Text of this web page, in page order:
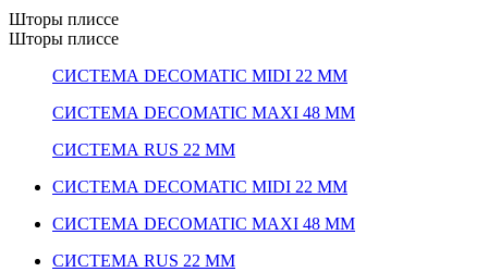
Шторы плиссе
Шторы плиссе
СИСТЕМА DECOMATIC MIDI 22 ММ
СИСТЕМА DECOMATIC MAXI 48 ММ
СИСТЕМА RUS 22 ММ
СИСТЕМА DECOMATIC MIDI 22 ММ
СИСТЕМА DECOMATIC MAXI 48 ММ
СИСТЕМА RUS 22 ММ